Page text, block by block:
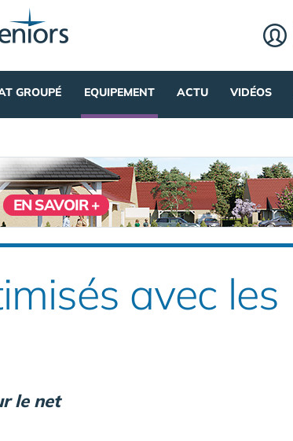
GROUPÉ EQUIPEMENT ACTU VIDÉOS
EN SAVOIR +
avec les
le net